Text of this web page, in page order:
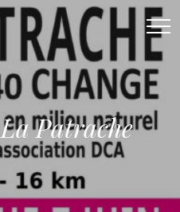
Patrache